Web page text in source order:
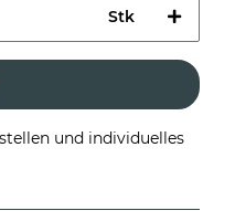
Stk
und individuelles